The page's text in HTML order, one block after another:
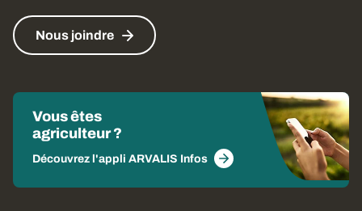
Nous joindre
Vous êtes
agriculteur ?
Découvrez l'appli ARVALIS Infos